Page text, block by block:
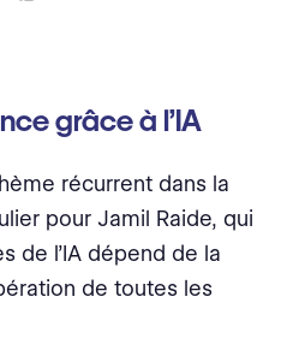
grâce à l’IA
récurrent dans la
pour Jamil Raide, qui
de l’IA dépend de la
de toutes les